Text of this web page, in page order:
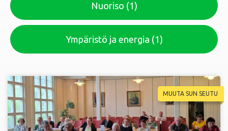
Nuoriso (1)
Ympäristö ja energia (1)
MUUTA SUN SEUTU